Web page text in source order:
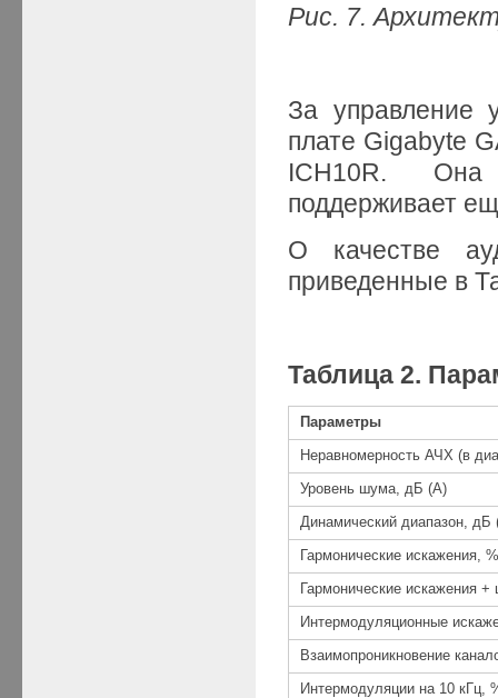
Рис. 7.
За управление
плате Gigabyte
ICH10R. Она
поддерживает
О качестве
приведенные в
Таблица 2.
Параметры
Неравномерность АЧХ (в
Уровень шума, дБ (А)
Динамический диапазон, дБ
Гармонические искажения,
Гармонические искажения
Интермодуляционные
Взаимопроникновение
Интермодуляции на 10 кГц,